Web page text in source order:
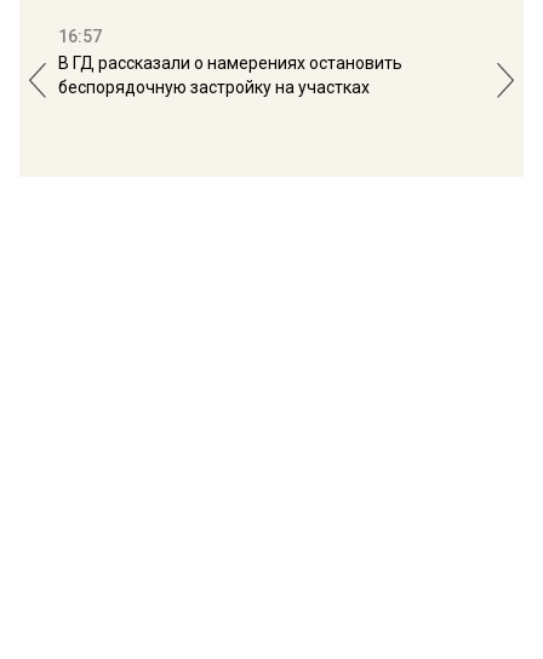
16:57
В ГД рассказали о намерениях остановить
беспорядочную застройку на участках